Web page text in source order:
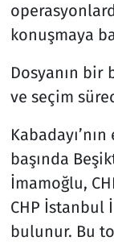
konuşmaya
Dosyanın bir
ve seçim
başında
İmamoğlu,
CHP İstanbul
bulunur. Bu